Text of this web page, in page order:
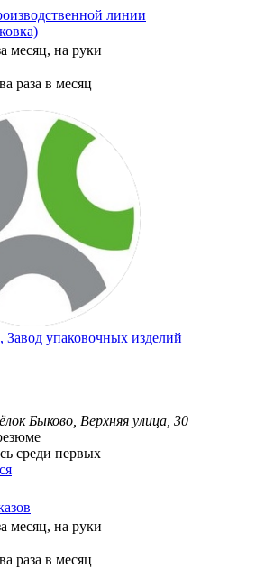
линии
месяц, на руки
раза в месяц
упаковочных изделий
Быково, Верхняя улица, 30
среди первых
месяц, на руки
раза в месяц